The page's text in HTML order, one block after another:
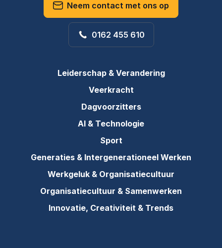
Neem contact met ons op
0162 455 610
Leiderschap & Verandering
Veerkracht
Dagvoorzitters
AI & Technologie
Sport
Generaties & Intergenerationeel Werken
Werkgeluk & Organisatiecultuur
Organisatiecultuur & Samenwerken
Innovatie, Creativiteit & Trends